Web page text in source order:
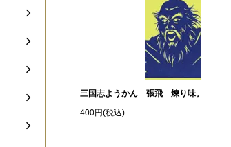
三国志ようかん 張飛 煉り味。
400円(税込)